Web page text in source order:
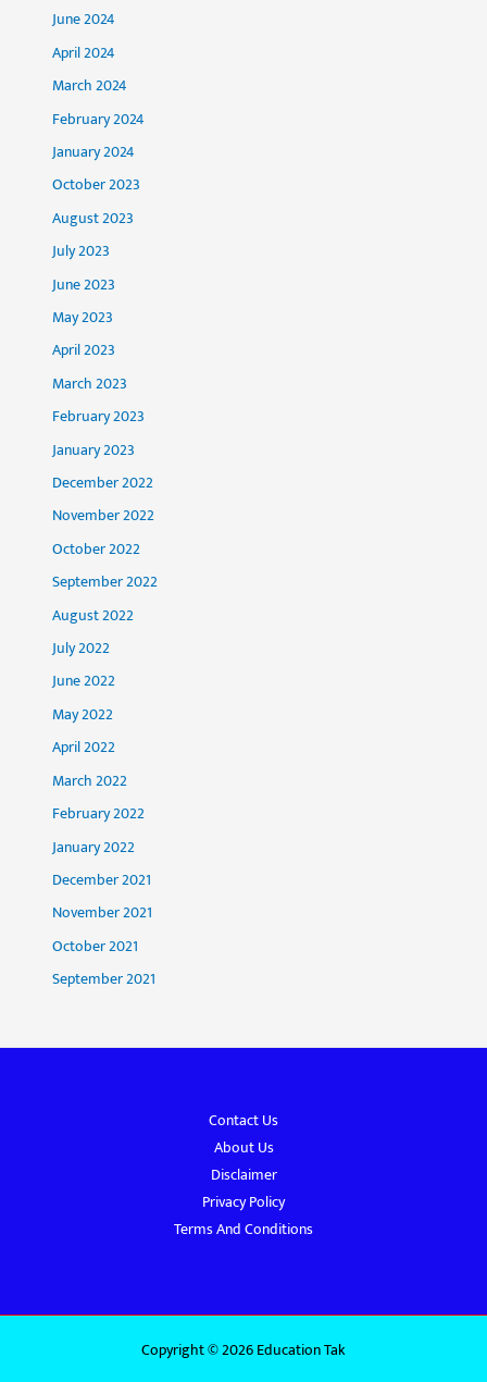
June 2024
April 2024
March 2024
February 2024
January 2024
October 2023
August 2023
July 2023
June 2023
May 2023
April 2023
March 2023
February 2023
January 2023
December 2022
November 2022
October 2022
September 2022
August 2022
July 2022
June 2022
May 2022
April 2022
March 2022
February 2022
January 2022
December 2021
November 2021
October 2021
September 2021
Contact Us
About Us
Disclaimer
Privacy Policy
Terms And Conditions
Copyright © 2026 Education Tak